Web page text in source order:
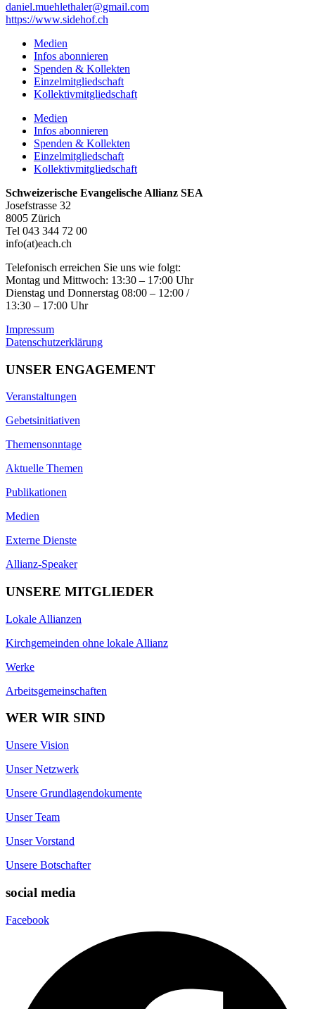
daniel.muehlethaler@gmail.com
https://www.sidehof.ch
Medien
Infos abonnieren
Spenden & Kollekten
Einzelmitgliedschaft
Kollektivmitgliedschaft
Medien
Infos abonnieren
Spenden & Kollekten
Einzelmitgliedschaft
Kollektivmitgliedschaft
Schweizerische Evangelische Allianz SEA
Josefstrasse 32
8005 Zürich
Tel 043 344 72 00
info(at)each.ch
Telefonisch erreichen Sie uns wie folgt:
Montag und Mittwoch: 13:30 – 17:00 Uhr
Dienstag und Donnerstag 08:00 – 12:00 /
13:30 – 17:00 Uhr
Impressum
Datenschutzerklärung
UNSER ENGAGEMENT
Veranstaltungen
Gebetsinitiativen
Themensonntage
Aktuelle Themen
Publikationen
Medien
Externe Dienste
Allianz-Speaker
UNSERE MITGLIEDER
Lokale Allianzen
Kirchgemeinden ohne lokale Allianz
Werke
Arbeitsgemeinschaften
WER WIR SIND
Unsere Vision
Unser Netzwerk
Unsere Grundlagendokumente
Unser Team
Unser Vorstand
Unsere Botschafter
social media
Facebook